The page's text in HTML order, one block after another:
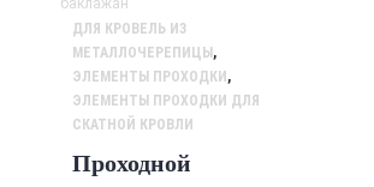
ДЛЯ КРОВЕЛЬ ИЗ
МЕТАЛЛОЧЕРЕПИЦЫ ,
ЭЛЕМЕНТЫ ПРОХОДКИ ,
ЭЛЕМЕНТЫ ПРОХОДКИ ДЛЯ
СКАТНОЙ КРОВЛИ
Проходной